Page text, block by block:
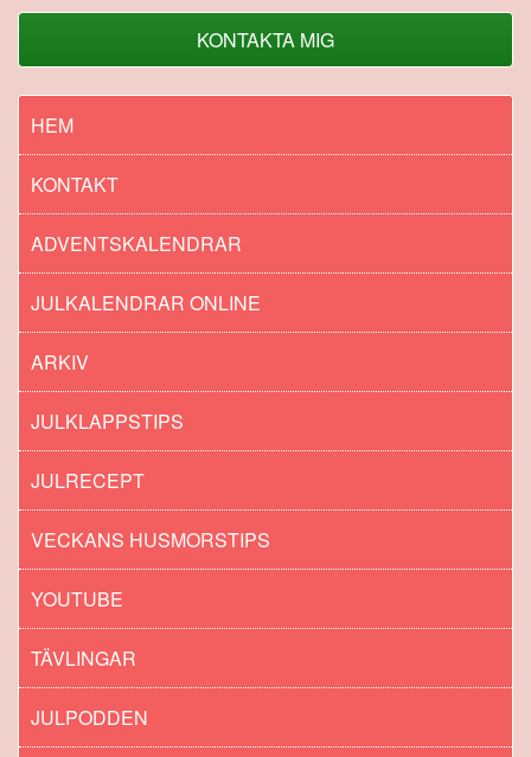
KONTAKTA MIG
HEM
KONTAKT
ADVENTSKALENDRAR
JULKALENDRAR ONLINE
ARKIV
JULKLAPPSTIPS
JULRECEPT
VECKANS HUSMORSTIPS
YOUTUBE
TÄVLINGAR
JULPODDEN